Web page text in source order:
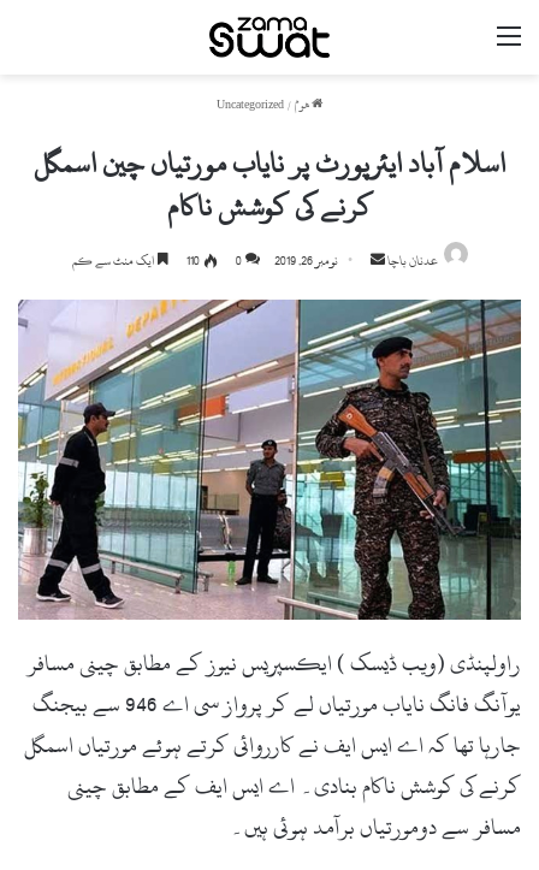
ھوم/
Uncategorized
اسلام آباد ایئرپورٹ پر نایاب مورتیاں چین اسمگل
کرنے کی کوشش ناکام
عدنان باچا
n
d
a
n
e
m
a
i
l
نومبر 26, 2019 0
110 ایک منٹ سے کم
راولپنڈی (ویب ڈیسک ) ایکسپریس نیوز کے مطابق چینی مسافر
یوآنگ فانگ نایاب مورتیاں لے کر پرواز سی اے 946 سے بیجنگ
جارہا تھا کہ اے ایس ایف نے کارروائی کرتے ہوئے مورتیاں اسمگل
کرنے کی کوشش ناکام بنادی۔ اے ایس ایف کے مطابق چینی
مسافر سے دومورتیاں برآمد ہوئی ہیں۔